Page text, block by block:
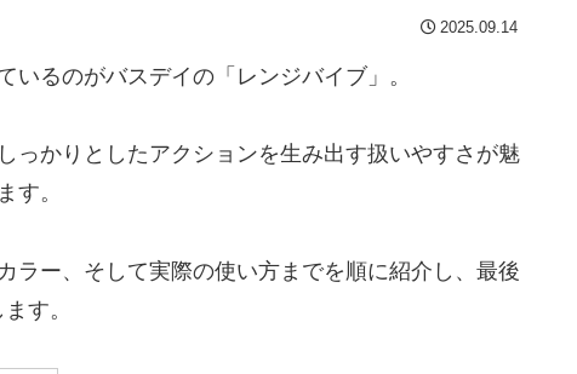
2025.09.14
るのがバスデイの「レンジバイブ」。
っかりとしたアクションを生み出す扱いやすさが魅
す。
ラー、そして実際の使い方までを順に紹介し、最後
す。